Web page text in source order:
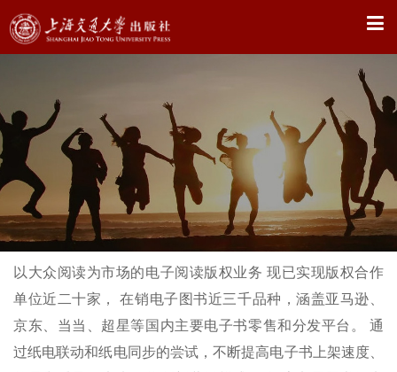
X
以大众阅读为市场的电子阅读版权业务 现已实现版权合作
单位近二十家， 在销电子图书近三千品种，涵盖亚马逊、
京东、当当、超星等国内主要电子书零售和分发平台。 通
过纸电联动和纸电同步的尝试，不断提高电子书上架速度、